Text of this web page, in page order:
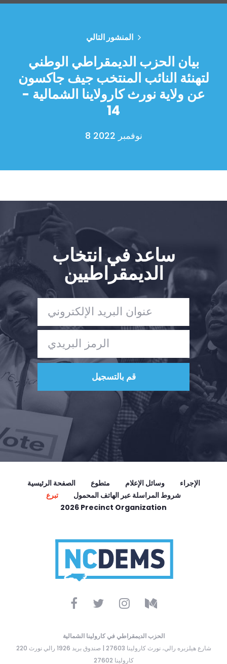
الصفحة الرئيسية
Take Back the Courts
العمل معنا
الصحافة
حفلتك
الإجراء
Vote
تبرع
المنشور التالي
بيان الحزب الديمقراطي الوطني
لتهنئة النائب المنتخب جيف جاكسون
عن ولاية نورث كارولاينا الشمالية -
14
8 نوفمبر 2022
ساعد في انتخاب
الديمقراطيين
الصفحة الرئيسية متطوع وسائل الإعلام
الإجراء
تبرع
شروط المراسلة عبر الهاتف المحمول
2026 Precinct Organization
الحزب الديمقراطي في كارولينا الشمالية
220 شارع هيلزبره رالي، نورث كارولينا 27603 | صندوق بريد 1926 رالي نورث
كارولينا 27602